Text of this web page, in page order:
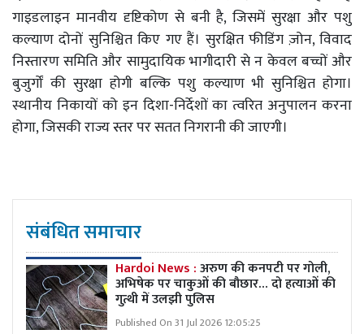
गाइडलाइन मानवीय दृष्टिकोण से बनी है, जिसमें सुरक्षा और पशु
कल्याण दोनों सुनिश्चित किए गए हैं। सुरक्षित फीडिंग ज़ोन, विवाद
निस्तारण समिति और सामुदायिक भागीदारी से न केवल बच्चों और
बुजुर्गों की सुरक्षा होगी बल्कि पशु कल्याण भी सुनिश्चित होगा।
स्थानीय निकायों को इन दिशा-निर्देशों का त्वरित अनुपालन करना
होगा, जिसकी राज्य स्तर पर सतत निगरानी की जाएगी।
संबंधित समाचार
Hardoi News :अरुण की कनपटी पर गोली,
अभिषेक पर चाकुओं की बौछार… दो हत्याओं की
गुत्थी में उलझी पुलिस
Published On 31 Jul 2026 12:05:25